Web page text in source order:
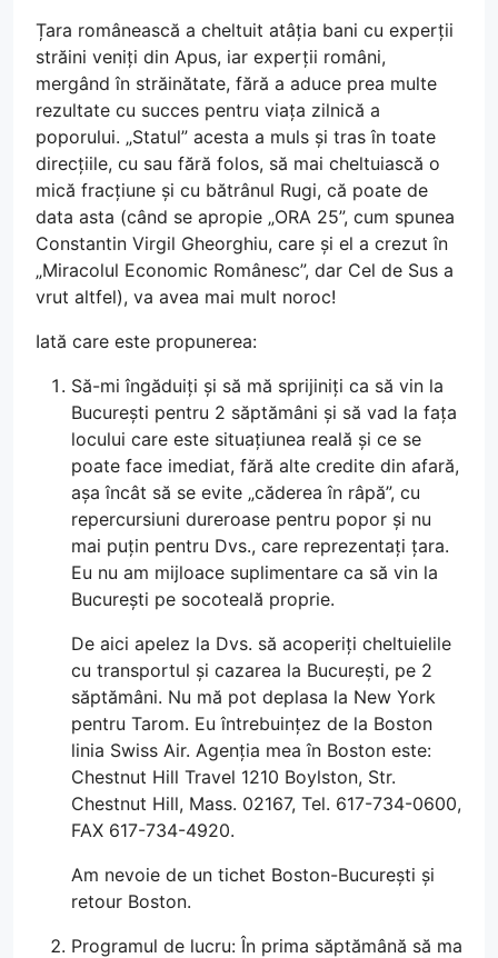
Țara românească a cheltuit atâția bani cu experții
străini veniți din Apus, iar experții români,
mergând în străinătate, fără a aduce prea multe
rezultate cu succes pentru viața zilnică a
poporului. „Statul” acesta a muls și tras în toate
direcțiile, cu sau fără folos, să mai cheltuiască o
mică fracțiune și cu bătrânul Rugi, că poate de
data asta (când se apropie „ORA 25”, cum spunea
Constantin Virgil Gheorghiu, care și el a crezut în
„Miracolul Economic Românesc”, dar Cel de Sus a
vrut altfel), va avea mai mult noroc!
Iată care este propunerea:
Să-mi îngăduiți și să mă sprijiniți ca să vin la
București pentru 2 săptămâni și să vad la fața
locului care este situațiunea reală și ce se
poate face imediat, fără alte credite din afară,
așa încât să se evite „căderea în râpă”, cu
repercursiuni dureroase pentru popor și nu
mai puțin pentru Dvs., care reprezentați țara.
Eu nu am mijloace suplimentare ca să vin la
București pe socoteală proprie.
De aici apelez la Dvs. să acoperiți cheltuielile
cu transportul și cazarea la București, pe 2
săptămâni. Nu mă pot deplasa la New York
pentru Tarom. Eu întrebuințez de la Boston
linia Swiss Air. Agenția mea în Boston este:
Chestnut Hill Travel 1210 Boylston, Str.
Chestnut Hill, Mass. 02167, Tel. 617-734-0600,
FAX 617-734-4920.
Am nevoie de un tichet Boston-București și
retour Boston.
Programul de lucru: În prima săptămână să ma